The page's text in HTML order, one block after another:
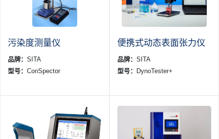
污染度测量仪
品牌： SITA
型号： ConSpector
便携式动态表面张力仪
品牌： SITA
型号：
DynoTester+